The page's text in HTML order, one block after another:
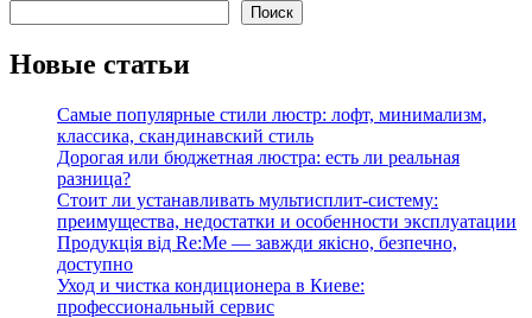
Поиск
Новые статьи
Самые популярные стили люстр: лофт, минимализм,
классика, скандинавский стиль
Дорогая или бюджетная люстра: есть ли реальная
разница?
Стоит ли устанавливать мультисплит-систему:
преимущества, недостатки и особенности эксплуатации
Продукція від Re:Me — завжди якісно, безпечно,
доступно
Уход и чистка кондиционера в Киеве:
профессиональный сервис